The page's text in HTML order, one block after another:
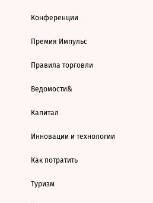
Конференции
Премия Импульс
Правила торговли
Ведомости&
Капитал
Инновации и технологии
Как потратить
Туризм